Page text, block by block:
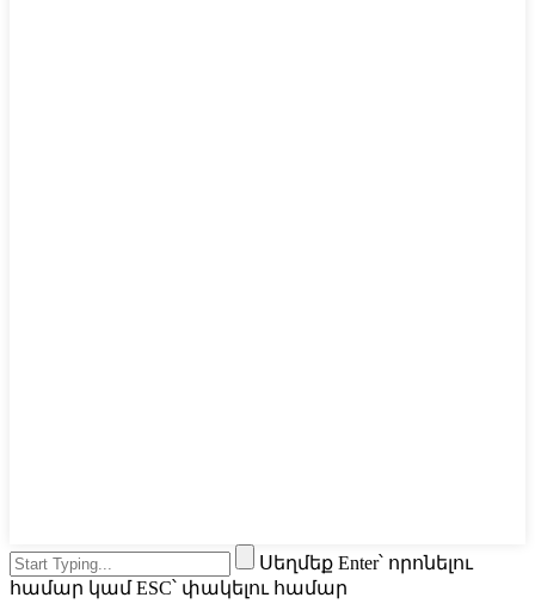
Սեղմեք Enter՝ որոնելու
համար կամ ESC՝ փակելու համար